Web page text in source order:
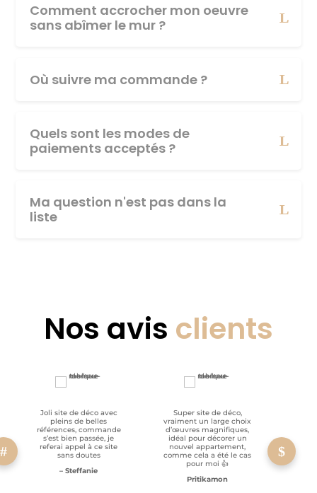
Comment accrocher mon oeuvre
sans abîmer le mur ?
Où suivre ma commande ?
Quels sont les modes de
paiements acceptés ?
Ma question n'est pas dans la
liste
Nos avis clients
Joli site de déco avec
pleins de belles
références, commande
s’est bien passée, je
referai appel à ce site
sans doutes
– Steffanie
Super site de déco,
vraiment un large choix
d’œuvres magnifiques,
idéal pour décorer un
nouvel appartement,
comme cela a été le cas
pour moi 👍
Pritikamon